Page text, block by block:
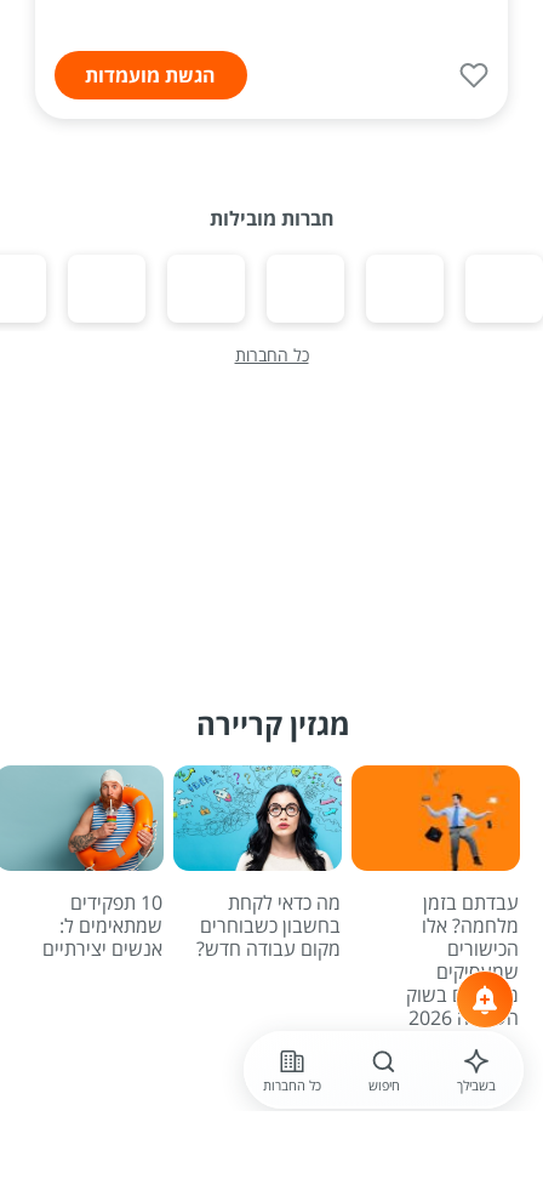
הגשת מועמדות
חברות מובילות
כל החברות
מגזין קריירה
עבדתם בזמן
מלחמה? אלו
הכישורים
שמעסיקים
מחפשים בשוק
העבודה 2026
מה כדאי לקחת
בחשבון כשבוחרים
מקום עבודה חדש?
10 תפקידים
שמתאימים ל:
אנשים יצירתיים
לכל הכתבות
בשבילך חיפוש כל החברות